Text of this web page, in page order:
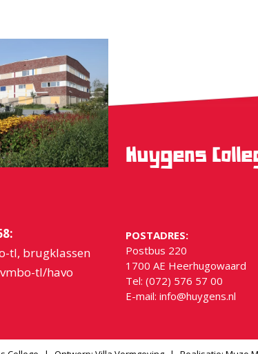
tl, brugklassen
tl/havo
Huygens
POSTADRES:
Postbus 220
1700 AE Heerhugowaard
Tel: (072) 576 57 00
E-mail:info@huygens.nl